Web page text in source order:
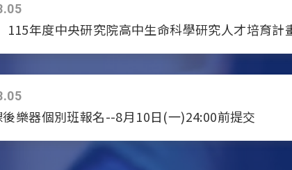
115年度中央研究院高中生命科學研究人才培育計
樂器個別班報名--8月10日(一)24:00前提交